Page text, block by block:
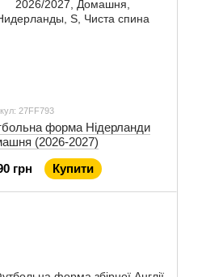
27FF793
форма Нідерланди
(2026-2027)
грн
Купити